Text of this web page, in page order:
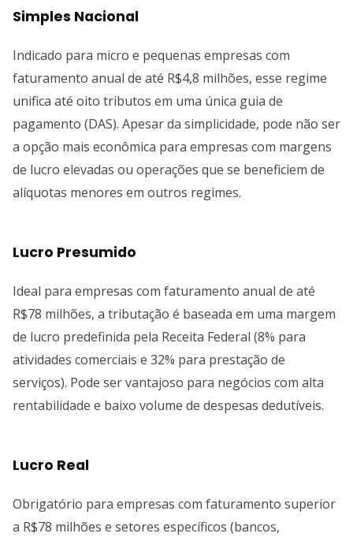
Simples Nacional
Indicado para micro e pequenas empresas com
faturamento anual de até R$4,8 milhões, esse regime
unifica até oito tributos em uma única guia de
pagamento (DAS). Apesar da simplicidade, pode não ser
a opção mais econômica para empresas com margens
de lucro elevadas ou operações que se beneficiem de
alíquotas menores em outros regimes.
Lucro Presumido
Ideal para empresas com faturamento anual de até
R$78 milhões, a tributação é baseada em uma margem
de lucro predefinida pela Receita Federal (8% para
atividades comerciais e 32% para prestação de
serviços). Pode ser vantajoso para negócios com alta
rentabilidade e baixo volume de despesas dedutíveis.
Lucro Real
Obrigatório para empresas com faturamento superior
a R$78 milhões e setores específicos (bancos,